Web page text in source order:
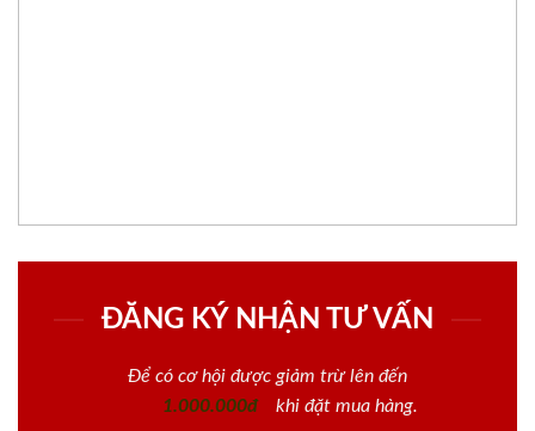
ĐĂNG KÝ NHẬN TƯ VẤN
Để có cơ hội được giảm trừ lên đến
1.000.000đ
khi đặt mua hàng.